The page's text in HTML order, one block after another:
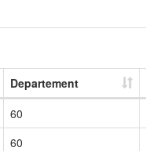
Departement
60
60